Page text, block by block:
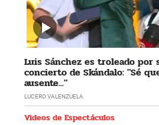
Luis Sánchez es troleado
concierto de Skándalo: "Sé
ausente..."
LUCERO VALENZUELA
Videos de Espectáculos